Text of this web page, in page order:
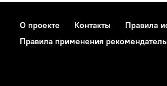
О проекте Контакты Правила
Правила применения